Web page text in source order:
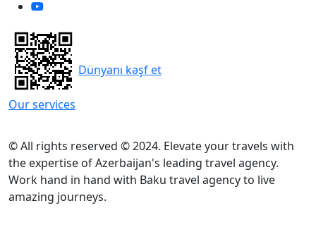
Our services
Dünyanı kəşf et
© All rights reserved © 2024. Elevate your travels with
the expertise of Azerbaijan's leading travel agency.
Work hand in hand with Baku travel agency to live
amazing journeys.